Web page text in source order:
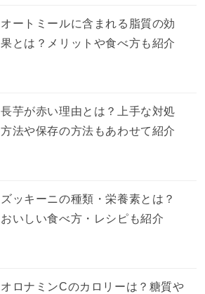
オートミールに含まれる脂質の効
果とは？メリットや食べ方も紹介
長芋が赤い理由とは？上手な対処
方法や保存の方法もあわせて紹介
ズッキーニの種類・栄養素とは？
おいしい食べ方・レシピも紹介
オロナミンCのカロリーは？糖質や